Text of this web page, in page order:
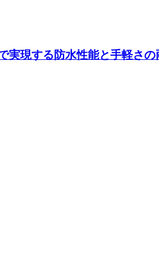
実現する防水性能と手軽さの